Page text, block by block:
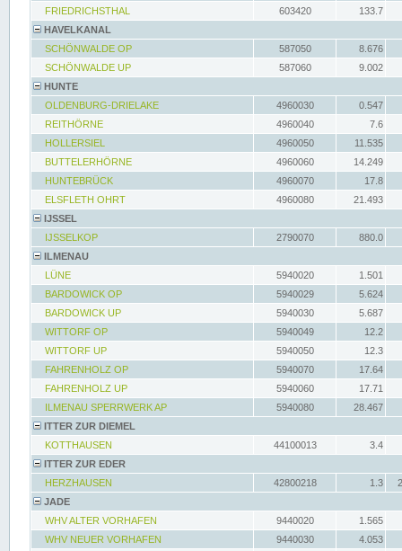
FRIEDRICHSTHAL
603420
133.7
HAVELKANAL
SCHÖNWALDE OP
587050
8.676
SCHÖNWALDE UP
587060
9.002
HUNTE
OLDENBURG-DRIELAKE
4960030
0.547
REITHÖRNE
4960040
7.6
HOLLERSIEL
4960050
11.535
BUTTELERHÖRNE
4960060
14.249
HUNTEBRÜCK
4960070
17.8
ELSFLETH OHRT
4960080
21.493
IJSSEL
IJSSELKOP
2790070
880.0
ILMENAU
LÜNE
5940020
1.501
BARDOWICK OP
5940029
5.624
BARDOWICK UP
5940030
5.687
WITTORF OP
5940049
12.2
WITTORF UP
5940050
12.3
FAHRENHOLZ OP
5940070
17.64
FAHRENHOLZ UP
5940060
17.71
ILMENAU SPERRWERK AP
5940080
28.467
ITTER ZUR DIEMEL
KOTTHAUSEN
44100013
3.4
ITTER ZUR EDER
HERZHAUSEN
42800218 1.3
JADE
WHV ALTER VORHAFEN
9440020
1.565
WHV NEUER VORHAFEN
9440030
4.053